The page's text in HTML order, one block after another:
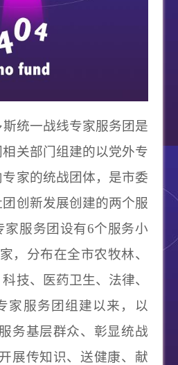
统一战线专家服务团是
关部门组建的以党外专
家的统战团体，是市委
创新发展创建的两个服
家服务团设有6个服务小
，分布在全市农牧林、
技、医药卫生、法律、
家服务团组建以来，以
务基层群众、彰显统战
展传知识、送健康、献